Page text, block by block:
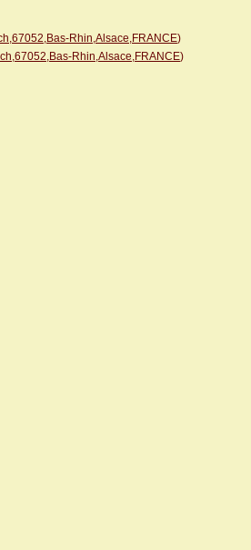
Rhin,Alsace,FRANCE)
Rhin,Alsace,FRANCE)